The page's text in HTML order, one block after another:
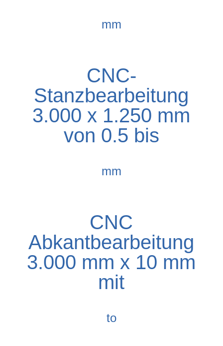
mm
CNC-
Stanzbearbeitung
3.000 x 1.250 mm
von 0.5 bis
mm
CNC
Abkantbearbeitung
3.000 mm x 10 mm
mit
to